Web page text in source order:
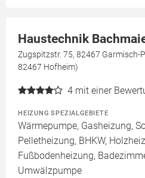
Haustechnik
Zugspitzstr. 75, 82467 Garmisch-
82467 Hofheim)
4 mit einer
HEIZUNG SPEZIALGEBIETE
Wärmepumpe, Gasheizung,
Pelletheizung, BHKW,
Fußbodenheizung,
Umwälzpumpe